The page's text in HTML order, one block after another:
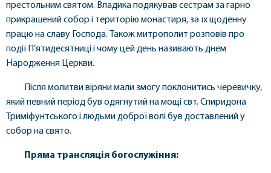
престольним святом. Владика подякував сестрам за гарно
прикрашений собор і територію монастиря, за їх щоденну
працю на славу Господа. Також митрополит розповів про
події П’ятидесятниці і чому цей день називають днем
Народження Церкви.
Після молитви віряни мали змогу поклонитись черевичку,
який певний період був одягнутий на мощі свт. Спиридона
Триміфунтського і людьми доброї волі був доставлений у
собор на свято.
Пряма трансляція богослужіння: